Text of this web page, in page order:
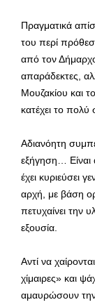
Πραγματικά
του περί
από τον
απαράδεκτες,
Μουζακίου και
κατέχει το πολύ
Αδιανόητη
εξήγηση… Είναι
έχει κυριεύσει
αρχή, με βάση
πετυχαίνει την
εξουσία.
Αντί να
χίμαιρες» και
αμαυρώσουν